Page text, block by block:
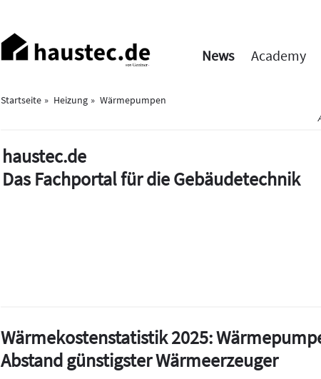
Haupt-
Navigation
News Academy
Startseite Heizung
Wärmepumpen
haustec.de
Das Fachportal für die Gebäudetechnik
Wärmekostenstatistik 2025:
Abstand günstigster Wärmeerzeuger